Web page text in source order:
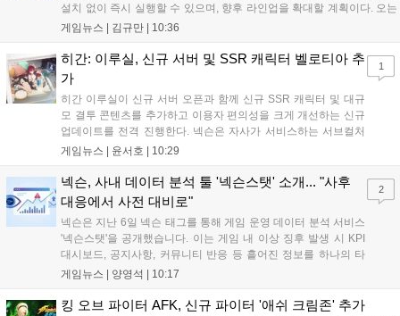
설치 없이 즉시 실행할 수 있으며, 향후 라인업을 확대할 계획이다. 오는
11일부터는 게임 실행 시 할인 쿠폰을 지급하는 오픈 기념 이벤트도 진
있는 환경을 조성해 창작자와 이용자 모두에게 새로운 경험을 제공할 것
으로 기대된다....
게임뉴스 | 김규만 | 10:36
히간: 이루실, 신규 서버 및 SSR 캐릭터 벨로티아 추
가
히간 이루실이 신규 서버 오픈과 함께 신규 SSR 캐릭터 및 대규
모 결투 콘텐츠를 추가하고 이용자 편의성을 크게 개선하는 신규
업데이트를 전격 진행한다. 넥슨은 자사가 서비스하는 서브컬처
게임 히간 이루실에 신규 서버 'world3'을 개설하고 신규 캐릭터
이번 업데이트를 통해 어둠 속 서큐버스...
게임뉴스 | 윤서호 | 10:29
1
넥슨, 사내 데이터 분석 툴 '넥슨스탯' 소개... "사후
대응에서 사전 대비로"
넥슨은 지난 6일 넥슨 태그를 통해 게임 운영 데이터 분석 서비스
'넥슨스탯'을 공개했습니다. 이는 게임 내 이상 징후 발생 시 KPI
대시보드, 공지사항, 커뮤니티 반응 등 흩어진 정보를 하나의 타
임라인에 연결해 원인을 빠르게 파악하도록 돕는 관제 허브입니
중심의 운영 방식을 사전 대비 체계로 전환하며 데이터 기반의 효
게임뉴스 | 양영석 | 10:17
2
킹 오브 파이터 AFK, 신규 파이터 '애쉬 크림존' 추가